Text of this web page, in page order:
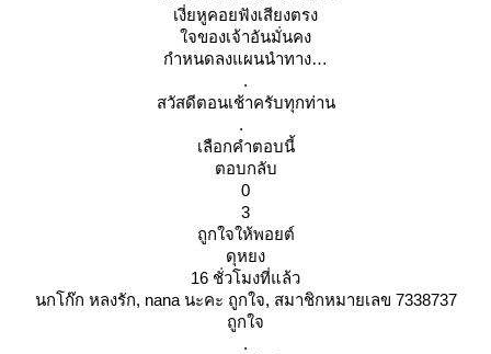
เงี่ยหูคอยฟังเสียงตรง
จของเจ้าอันมั่นคง
กำหนดลงแผนนำทาง
.
สวัสดีตอนเช้าครับทุกท่าน
.
เลือกคำตอบนี้
ตอบกลับ
0
3
ถูกใจให้พอยต์
ดุหยง
16 ชั่วโมงที่แล้ว
นกโก๊ก หลงรัก, nana นะคะ ถูกใจ, สมาชิกหมายเลข 7338737
ถูกใจ
.